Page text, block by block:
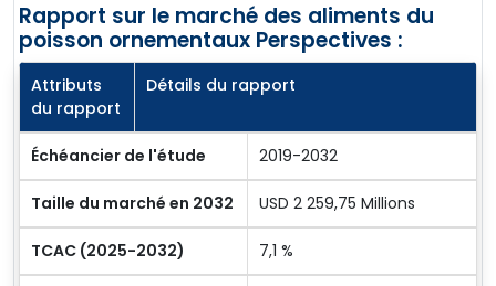
Rapport sur le marché des aliments du
poisson ornementaux Perspectives :
Attributs
du rapport
Détails du rapport
Échéancier de l'étude 2019-2032
Taille du marché en 2032 USD 2 259,75 Millions
TCAC (2025-2032) 7,1 %